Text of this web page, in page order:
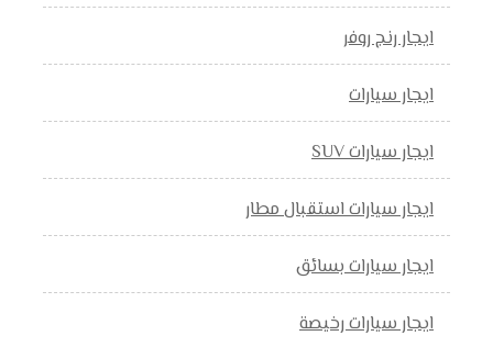
ايجار رنج روفر
ايجار سيارات
ايجار سيارات SUV
ايجار سيارات استقبال مطار
ايجار سيارات بسائق
ايجار سيارات رخيصة